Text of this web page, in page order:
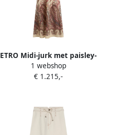
ETRO Midi-jurk met paisley-
print en knoopdetail Beige
1 webshop
€ 1.215,-